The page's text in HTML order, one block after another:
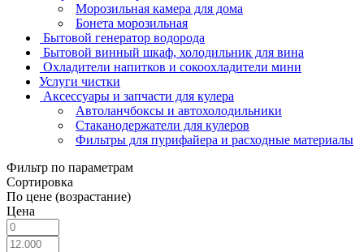
Морозильная камера для дома
Бонета морозильная
Бытовой генератор водорода
Бытовой винный шкаф, холодильник для вина
Охладители напитков и сокоохладители мини
Услуги чистки
Аксессуары и запчасти для кулера
Автоланчбоксы и автохолодильники
Стаканодержатели для кулеров
Фильтры для пурифайера и расходные материалы
Фильтр по параметрам
Сортировка
По цене (возрастание)
Цена